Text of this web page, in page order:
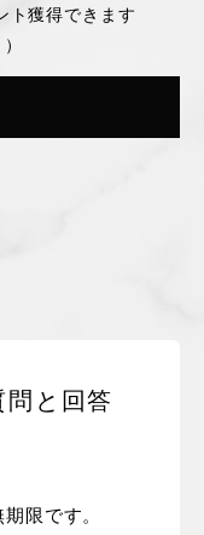
ト獲得できます
と回答
限です。